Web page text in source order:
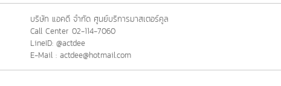
บริษัท แอคดี จำกัด ศูนย์บริการมาสเตอร์คูล
Call Center 02-114-7060
LineID: @actdee
E-Mail : actdee@hotmail.com